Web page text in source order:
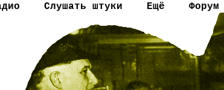
Слушать штуки Ещё Форум